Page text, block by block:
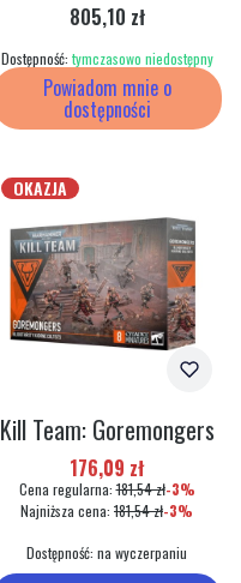
Powiadom mnie o
dostępności
Cena
805,10 zł
Dostępność: tymczasowo niedostępny
OKAZJA
Kill Team: Goremongers
Cena promocyjna
176,09 zł
Cena regularna: 181,54 zł-3%
Najniższa cena: 181,54 zł-3%
Dostępność: na wyczerpaniu